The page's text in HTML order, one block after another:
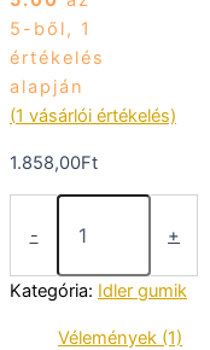
5-ből, 1
értékelés
alapján
(1 vásárlói értékelés)
1.858,00Ft
-
Nakamichi
idler
gumi
mennyiség
+
Kategória: Idler gumik
Vélemények (1)